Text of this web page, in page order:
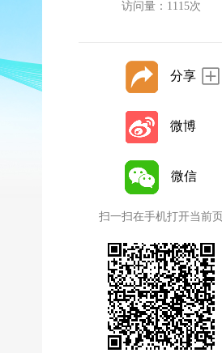
访问量： 1115次
分享
微博
微信
扫一扫在手机打开当前页